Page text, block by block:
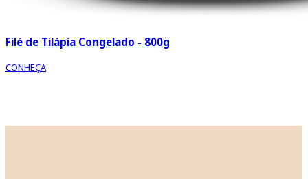
Filé de Tilápia Congelado - 800g
CONHEÇA